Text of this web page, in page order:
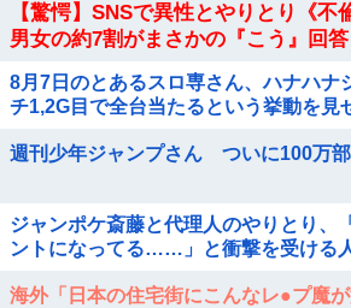
【驚愕】SNSで異性とやりとり《
男女の約7割がまさかの『こう』回
8月7日のとあるスロ専さん、ハナハナ
チ1,2G目で全台当たるという挙動を見
週刊少年ジャンプさん ついに100万部
ジャンポケ斎藤と代理人のやりとり、
ントになってる……」と衝撃を受ける
海外「日本の住宅街にこんなレ●プ魔